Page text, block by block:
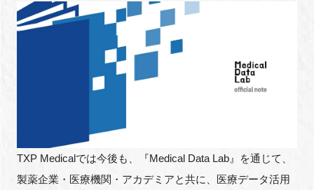
TXP Medicalでは今後も、『Medical Data Lab』を通じて、
製薬企業・医療機関・アカデミアと共に、医療データ活用